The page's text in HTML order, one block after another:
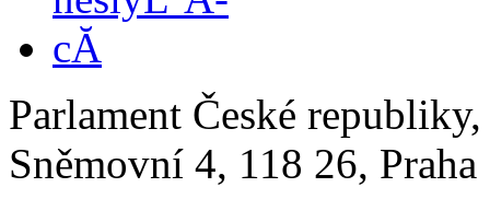
Parlament České
Sněmovní 4, 118 26,